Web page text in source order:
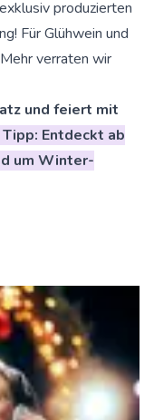
produzierten
Für Glühwein und
verraten wir
und feiert mit
Entdeckt ab
um Winter-